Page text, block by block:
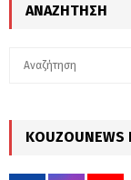
ΑΝΑΖΉΤΗΣΗ
h
f
KOUZOUNEWS